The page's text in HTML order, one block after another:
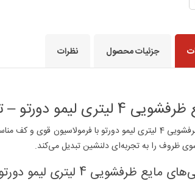
جزئیات محصول نظرات
دورتو – تمیزی فوق‌العاده با رایحه تازه و مطبوع
مایع ظرفشویی 4 لیتری لیمو دورتو با
ظروف را به تجربه‌ای دلنشین تبدیل می‌کند.
مایع ظرفشویی 4 لیتری لیمو دورتو